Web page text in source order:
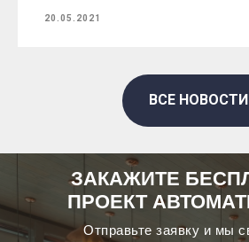
20.05.2021
ВСЕ НОВОСТИ
ЗАКАЖИТЕ
ПРОЕКТ
Отправьте заявку и мы